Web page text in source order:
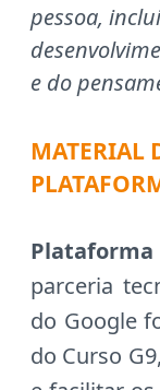
pessoa,
e do
MATERIAL
parceria
do Google
do Curso